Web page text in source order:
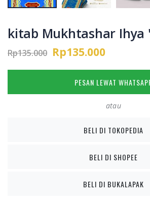
kitab Mukhtashar Ihya
Rp135.000 Rp135.000
PESAN LEWAT
atau
BELI DI TOKOPEDIA
BELI DI SHOPEE
BELI DI BUKALAPAK